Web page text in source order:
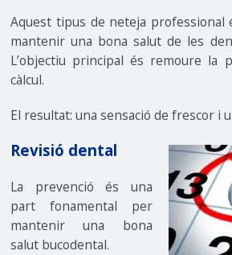
Aquest tipus de neteja professional
mantenir una bona salut de les
L’objectiu principal és remoure la
càlcul.
El resultat: una sensació de frescor i
Revisió dental
La prevenció és una
part fonamental per
mantenir una bona
salut bucodental.